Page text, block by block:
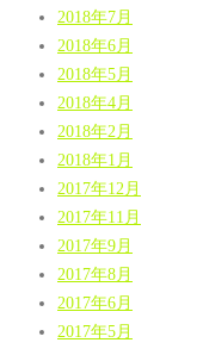
2018年7月
2018年6月
2018年5月
2018年4月
2018年2月
2018年1月
2017年12月
2017年11月
2017年9月
2017年8月
2017年6月
2017年5月